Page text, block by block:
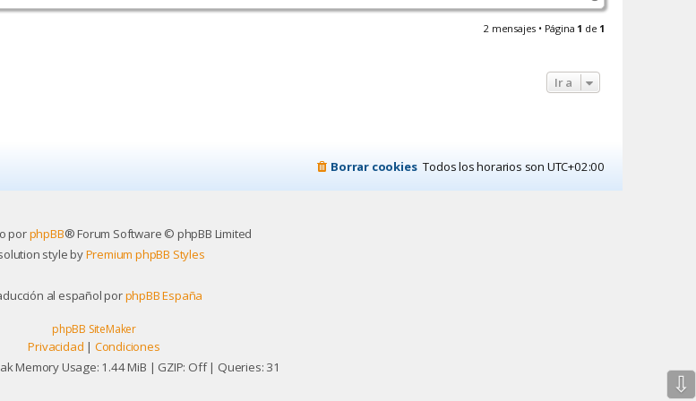
a
t
m
e
r
r
2 mensajes • Página 1 de 1
Ir a
Todos los horarios son UTC+02:00
Borrar cookies
porphpBB® Forum Software © phpBB Limited
style byPremium phpBB Styles
al español porphpBB España
phpBB SiteMaker
Privacidad | Condiciones
Memory Usage: 1.44 MiB | GZIP: Off | Queries: 31
⇩